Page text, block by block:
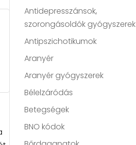
Antidepresszánsok,
szorongásoldók gyógyszerek
Antipszichotikumok
Aranyér
Aranyér gyógyszerek
Bélelzáródás
Betegségek
BNO kódok